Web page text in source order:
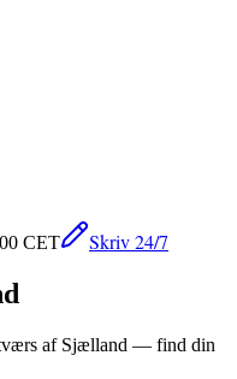
CET Skriv 24/7
af Sjælland — find din